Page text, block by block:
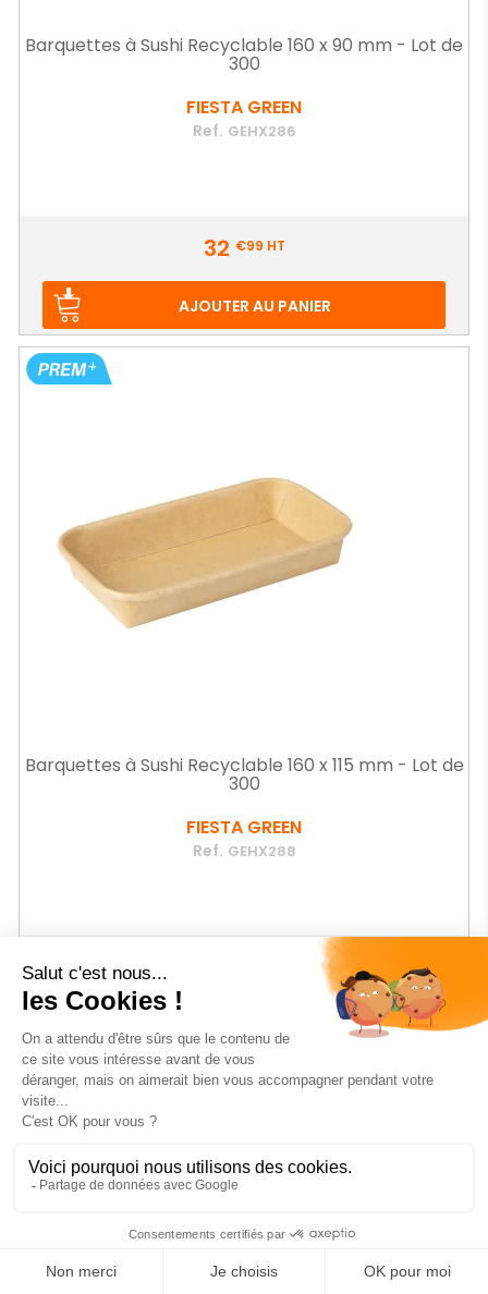
Barquettes à Sushi Recyclable 160 x 90 mm - Lot de
300
FIESTA GREEN
Ref. GEHX286
32 €99 HT
AJOUTER AU PANIER
Barquettes à Sushi Recyclable 160 x 115 mm - Lot de
300
FIESTA GREEN
Ref. GEHX288